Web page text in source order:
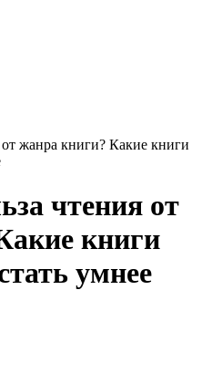
жанра книги? Какие книги
чтения от
книги
умнее